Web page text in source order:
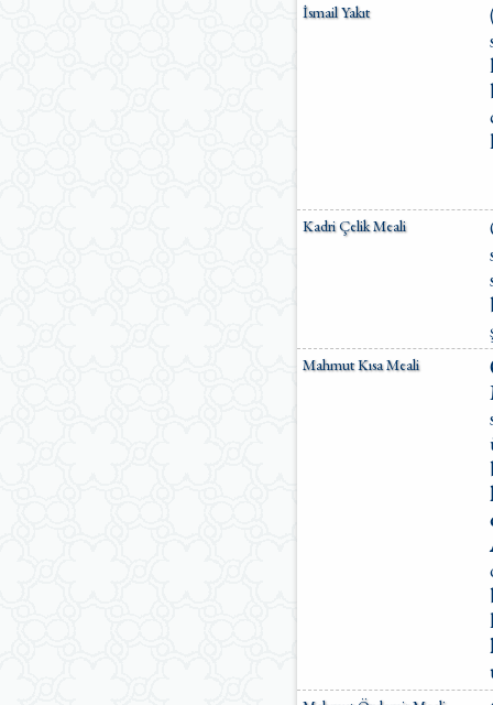
İsmail Yakıt
Kadri Çelik Meali
Mahmut Kısa Meali